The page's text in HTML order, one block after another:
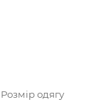
Розмір одягу